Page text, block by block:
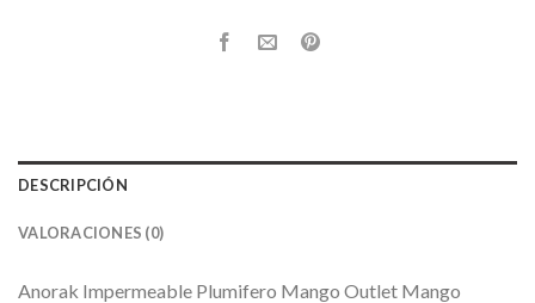
DESCRIPCIÓN
VALORACIONES (0)
Anorak Impermeable Plumifero Mango Outlet Mango